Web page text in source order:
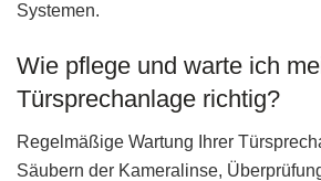
Systemen.
Wie pflege und warte ich
Türsprechanlage richtig?
Regelmäßige Wartung Ihrer
Säubern der Kameralinse,